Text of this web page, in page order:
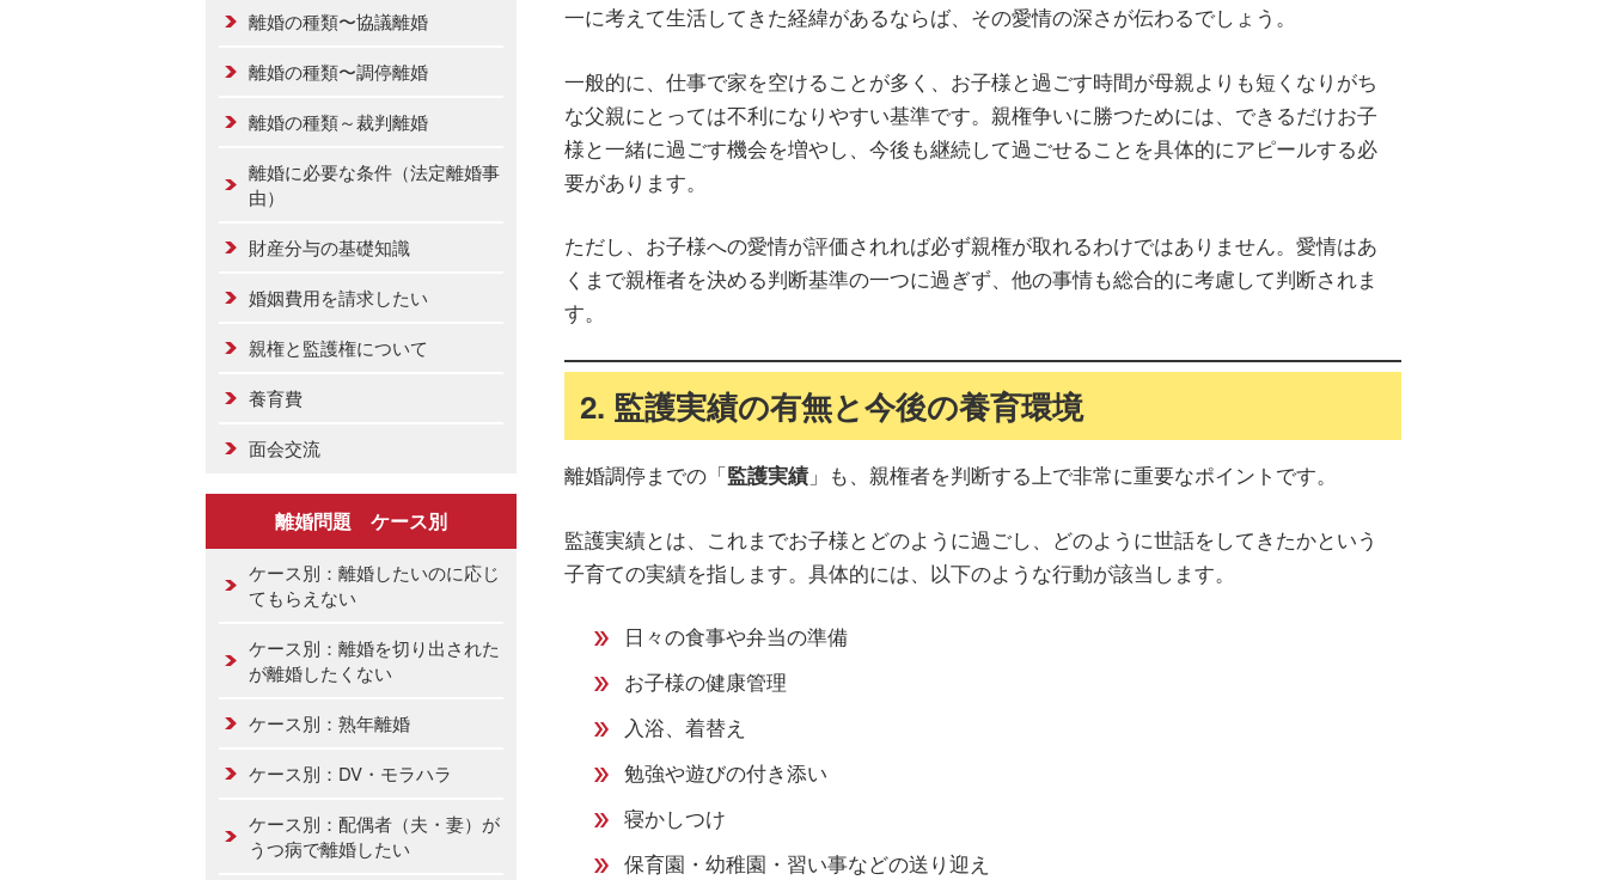
一に考えて生活してきた経緯があるならば、その愛情の深さが伝わるでしょう。
一般的に、仕事で家を空けることが多く、お子様と過ごす時間が母親よりも短くなりがち
な父親にとっては不利になりやすい基準です。親権争いに勝つためには、できるだけお子
様と一緒に過ごす機会を増やし、今後も継続して過ごせることを具体的にアピールする必
要があります。
ただし、お子様への愛情が評価されれば必ず親権が取れるわけではありません。愛情はあ
くまで親権者を決める判断基準の一つに過ぎず、他の事情も総合的に考慮して判断されま
す。
2. 監護実績の有無と今後の養育環境
離婚調停までの「監護実績 」も、親権者を判断する上で非常に重要なポイントです。
監護実績とは、これまでお子様とどのように過ごし、どのように世話をしてきたかという
子育ての実績を指します。具体的には、以下のような行動が該当します。
日々の食事や弁当の準備
お子様の健康管理
入浴、着替え
勉強や遊びの付き添い
寝かしつけ
保育園・幼稚園・習い事などの送り迎え
離婚の種類〜協議離婚
離婚の種類〜調停離婚
離婚の種類～裁判離婚
離婚に必要な条件（法定離婚事
由）
財産分与の基礎知識
婚姻費用を請求したい
親権と監護権について
養育費
面会交流
離婚問題 ケース別
ケース別：離婚したいのに応じ
てもらえない
ケース別：離婚を切り出された
が離婚したくない
ケース別：熟年離婚
ケース別：DV・モラハラ
ケース別：配偶者（夫・妻）が
うつ病で離婚したい